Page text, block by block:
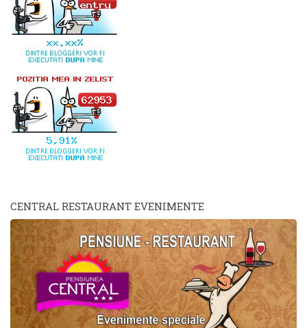
CENTRAL RESTAURANT EVENIMENTE